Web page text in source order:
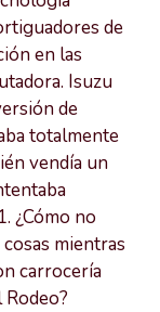
de
en las
Isuzu
de
totalmente
vendía un
¿Cómo no
mientras
carrocería